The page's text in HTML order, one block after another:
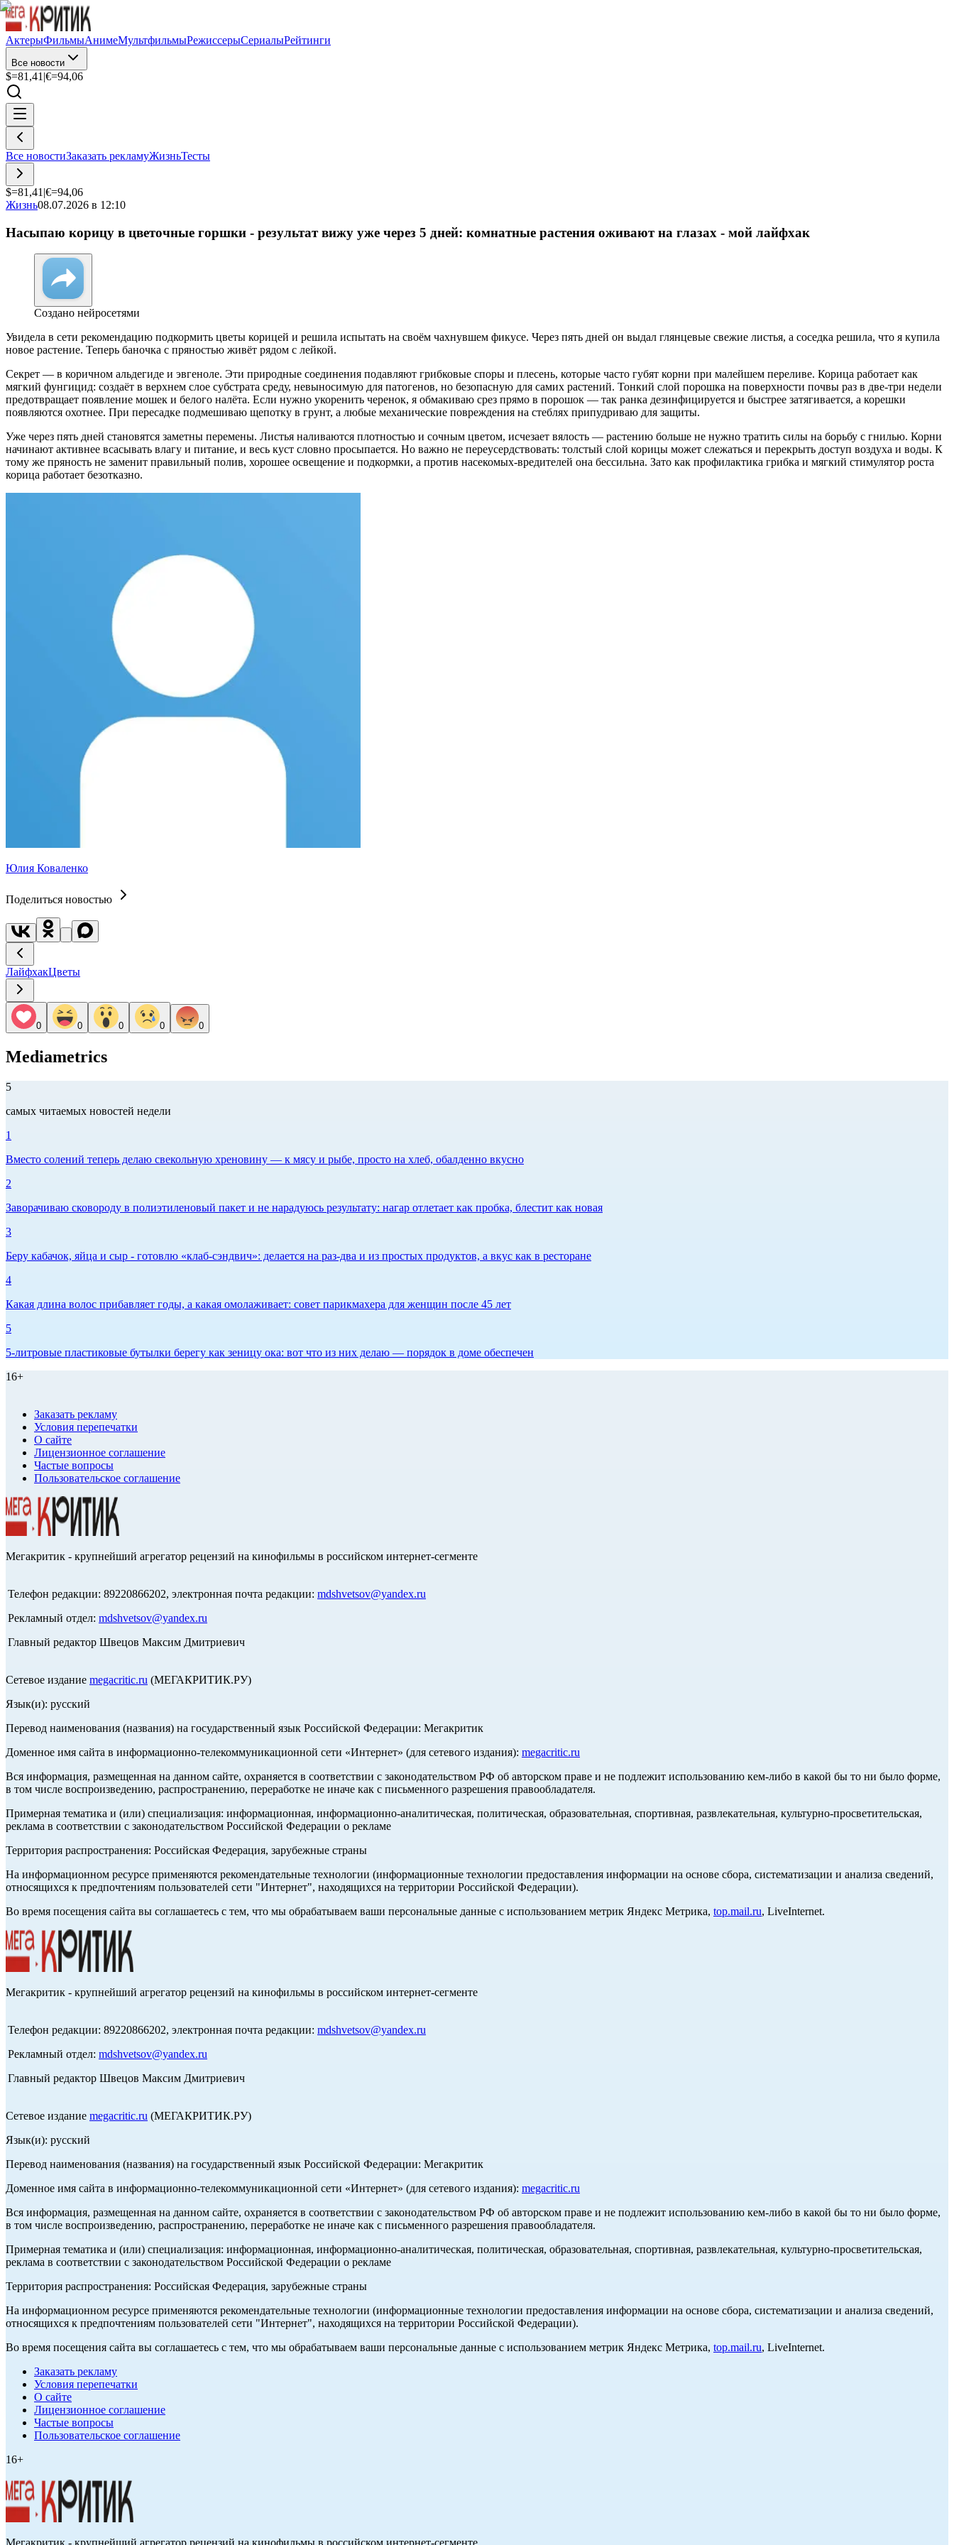
АктерыФильмыАнимеМультфильмыРежиссерыСериалыРейтинги
Все новости
$=81,41 |€=94,06
Все новостиЗаказать рекламуЖизньТесты
$=81,41 |€=94,06
Жизнь08.07.2026 в 12:10
Насыпаю корицу в цветочные горшки - результат вижу уже через 5 дней: комнатные растения оживают на глазах - мой лайфхак
Создано нейросетями
Увидела в сети рекомендацию подкормить цветы корицей и решила испытать на своём чахнувшем фикусе. Через пять дней он выдал глянцевые свежие листья, а соседка решила, что я купила
новое растение. Теперь баночка с пряностью живёт рядом с лейкой.
Секрет — в коричном альдегиде и эвгеноле. Эти природные соединения подавляют грибковые споры и плесень, которые часто губят корни при малейшем переливе. Корица работает как
мягкий фунгицид: создаёт в верхнем слое субстрата среду, невыносимую для патогенов, но безопасную для самих растений. Тонкий слой порошка на поверхности почвы раз в две-три недели
предотвращает появление мошек и белого налёта. Если нужно укоренить черенок, я обмакиваю срез прямо в порошок — так ранка дезинфицируется и быстрее затягивается, а корешки
появляются охотнее. При пересадке подмешиваю щепотку в грунт, а любые механические повреждения на стеблях припудриваю для защиты.
Уже через пять дней становятся заметны перемены. Листья наливаются плотностью и сочным цветом, исчезает вялость — растению больше не нужно тратить силы на борьбу с гнилью. Корни
начинают активнее всасывать влагу и питание, и весь куст словно просыпается. Но важно не переусердствовать: толстый слой корицы может слежаться и перекрыть доступ воздуха и воды. К
тому же пряность не заменит правильный полив, хорошее освещение и подкормки, а против насекомых-вредителей она бессильна. Зато как профилактика грибка и мягкий стимулятор роста
корица работает безотказно.
Юлия Коваленко
Поделиться новостью
ЛайфхакЦветы
0 0 0 0 0
Mediametrics
5
самых читаемых новостей недели
1
Вместо солений теперь делаю свекольную хреновину — к мясу и рыбе, просто на хлеб, обалденно вкусно
2
Заворачиваю сковороду в полиэтиленовый пакет и не нарадуюсь результату: нагар отлетает как пробка, блестит как новая
3
Беру кабачок, яйца и сыр - готовлю «клаб-сэндвич»: делается на раз-два и из простых продуктов, а вкус как в ресторане
4
Какая длина волос прибавляет годы, а какая омолаживает: совет парикмахера для женщин после 45 лет
5
5-литровые пластиковые бутылки берегу как зеницу ока: вот что из них делаю — порядок в доме обеспечен
16+
Заказать рекламу
Условия перепечатки
О сайте
Лицензионное соглашение
Частые вопросы
Пользовательское соглашение
Мегакритик - крупнейший агрегатор рецензий на кинофильмы в российском интернет-сегменте
Телефон редакции: 89220866202, электронная почта редакции: mdshvetsov@yandex.ru
Рекламный отдел: mdshvetsov@yandex.ru
Главный редактор Швецов Максим Дмитриевич
Сетевое издание megacritic.ru (МЕГАКРИТИК.РУ)
Язык(и): русский
Перевод наименования (названия) на государственный язык Российской Федерации: Мегакритик
Доменное имя сайта в информационно-телекоммуникационной сети «Интернет» (для сетевого издания): megacritic.ru
Вся информация, размещенная на данном сайте, охраняется в соответствии с законодательством РФ об авторском праве и не подлежит использованию кем-либо в какой бы то ни было форме,
в том числе воспроизведению, распространению, переработке не иначе как с письменного разрешения правообладателя.
Примерная тематика и (или) специализация: информационная, информационно-аналитическая, политическая, образовательная, спортивная, развлекательная, культурно-просветительская,
реклама в соответствии с законодательством Российской Федерации о рекламе
Территория распространения: Российская Федерация, зарубежные страны
На информационном ресурсе применяются рекомендательные технологии (информационные технологии предоставления информации на основе сбора, систематизации и анализа сведений,
относящихся к предпочтениям пользователей сети "Интернет", находящихся на территории Российской Федерации).
Во время посещения сайта вы соглашаетесь с тем, что мы обрабатываем ваши персональные данные с использованием метрик Яндекс Метрика, top.mail.ru, LiveInternet.
Мегакритик - крупнейший агрегатор рецензий на кинофильмы в российском интернет-сегменте
Телефон редакции: 89220866202, электронная почта редакции: mdshvetsov@yandex.ru
Рекламный отдел: mdshvetsov@yandex.ru
Главный редактор Швецов Максим Дмитриевич
Сетевое издание megacritic.ru (МЕГАКРИТИК.РУ)
Язык(и): русский
Перевод наименования (названия) на государственный язык Российской Федерации: Мегакритик
Доменное имя сайта в информационно-телекоммуникационной сети «Интернет» (для сетевого издания): megacritic.ru
Вся информация, размещенная на данном сайте, охраняется в соответствии с законодательством РФ об авторском праве и не подлежит использованию кем-либо в какой бы то ни было форме,
в том числе воспроизведению, распространению, переработке не иначе как с письменного разрешения правообладателя.
Примерная тематика и (или) специализация: информационная, информационно-аналитическая, политическая, образовательная, спортивная, развлекательная, культурно-просветительская,
реклама в соответствии с законодательством Российской Федерации о рекламе
Территория распространения: Российская Федерация, зарубежные страны
На информационном ресурсе применяются рекомендательные технологии (информационные технологии предоставления информации на основе сбора, систематизации и анализа сведений,
относящихся к предпочтениям пользователей сети "Интернет", находящихся на территории Российской Федерации).
Во время посещения сайта вы соглашаетесь с тем, что мы обрабатываем ваши персональные данные с использованием метрик Яндекс Метрика, top.mail.ru, LiveInternet.
Заказать рекламу
Условия перепечатки
О сайте
Лицензионное соглашение
Частые вопросы
Пользовательское соглашение
16+